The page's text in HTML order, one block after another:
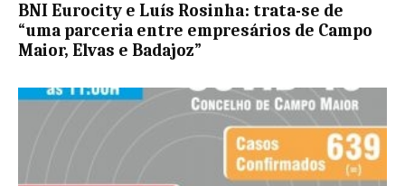
BNI Eurocity e Luís Rosinha: trata-se de
“uma parceria entre empresários de Campo
Maior, Elvas e Badajoz”